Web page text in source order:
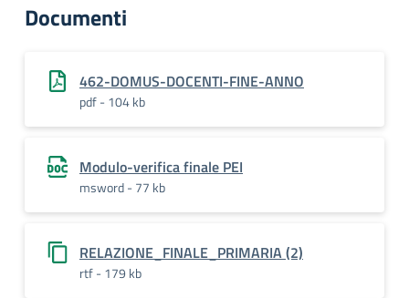
Documenti
462-DOMUS-DOCENTI-FINE-ANNO
pdf - 104 kb
Modulo-verifica finale PEI
msword - 77 kb
RELAZIONE_FINALE_PRIMARIA (2)
rtf - 179 kb